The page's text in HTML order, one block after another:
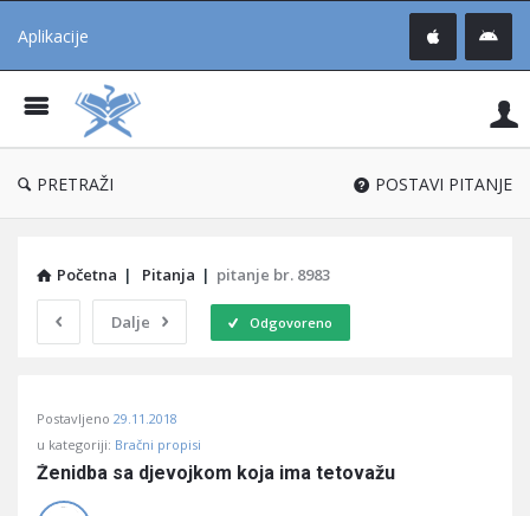
Aplikacije
®
PRETRAŽI POSTAVI PITANJE
Početna | Pitanja | pitanje br. 8983
Dalje Odgovoreno
Učene
®
Latest
Postavljeno 29.11.2018
u kategoriji: Bračni propisi
Ženidba sa djevojkom koja ima tetovažu